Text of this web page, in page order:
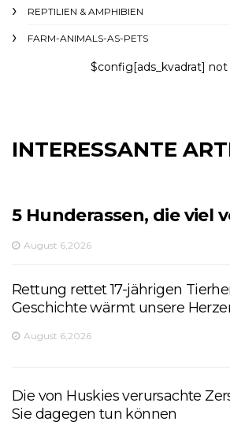
REPTILIEN & AMPHIBIEN
FARM-ANIMALS-AS-PETS
$config[ads_kvadrat] not
INTERESSANTE
5 Hunderassen, die viel
August 6,2026
Rettung rettet 17-jährigen
Geschichte wärmt unsere
August 6,2026
Die von Huskies verursachte
Sie dagegen tun können